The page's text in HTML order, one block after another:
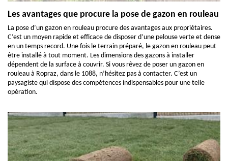
Les avantages que procure la pose de gazon en rouleau
La pose d’un gazon en rouleau procure des avantages aux propriétaires.
C’est un moyen rapide et efficace de disposer d’une pelouse verte et dense
en un temps record. Une fois le terrain préparé, le gazon en rouleau peut
être installé à tout moment. Les dimensions des gazons à installer
dépendent de la surface à couvrir. Si vous rêvez de poser un gazon en
rouleau à Ropraz, dans le 1088, n’hésitez pas à contacter. C’est un
paysagiste qui dispose des compétences indispensables pour une telle
opération.